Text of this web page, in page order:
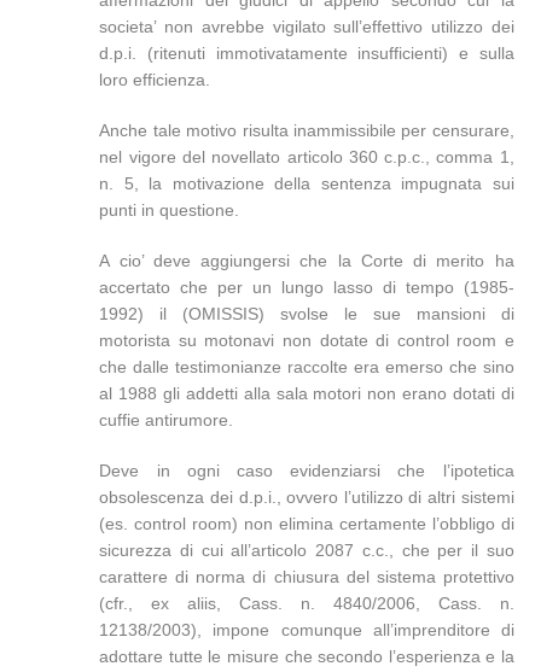
societa’ non avrebbe vigilato sull’effettivo utilizzo dei
d.p.i. (ritenuti immotivatamente insufficienti) e sulla
loro efficienza.
Anche tale motivo risulta inammissibile per censurare,
nel vigore del novellato articolo 360 c.p.c., comma 1,
n. 5, la motivazione della sentenza impugnata sui
punti in questione.
A cio’ deve aggiungersi che la Corte di merito ha
accertato che per un lungo lasso di tempo (1985-
1992) il (OMISSIS) svolse le sue mansioni di
motorista su motonavi non dotate di control room e
che dalle testimonianze raccolte era emerso che sino
al 1988 gli addetti alla sala motori non erano dotati di
cuffie antirumore.
Deve in ogni caso evidenziarsi che l’ipotetica
obsolescenza dei d.p.i., ovvero l’utilizzo di altri sistemi
(es. control room) non elimina certamente l’obbligo di
sicurezza di cui all’articolo 2087 c.c., che per il suo
carattere di norma di chiusura del sistema protettivo
(cfr., ex aliis, Cass. n. 4840/2006, Cass. n.
12138/2003), impone comunque all’imprenditore di
adottare tutte le misure che secondo l’esperienza e la